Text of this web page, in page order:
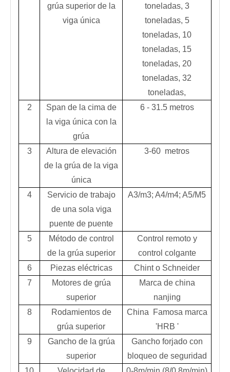
grúa superior de la
viga única
toneladas, 3
toneladas, 5
toneladas, 10
toneladas, 15
toneladas, 20
toneladas, 32
toneladas,
2
Span de la cima de
la viga única con la
grúa
6 - 31.5 metros
3
Altura de elevación
de la grúa de la viga
única
3-60 metros
4
Servicio de trabajo
de una sola viga
puente de puente
A3/m3; A4/m4; A5/M5
5
Método de control
de la grúa superior
Control remoto y
control colgante
6
Piezas eléctricas
Chint o Schneider
7
Motores de grúa
superior
Marca de china
nanjing
8
Rodamientos de
grúa superior
China Famosa marca
'HRB '
9
Gancho de la grúa
superior
Gancho forjado con
bloqueo de seguridad